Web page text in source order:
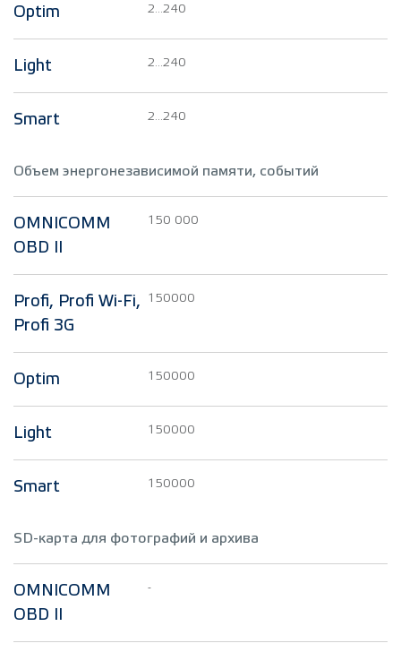
Optim 2...240
Light 2...240
Smart 2...240
Объем энергонезависимой памяти, событий
OMNICOMM
OBD II
150 000
Profi, Profi Wi-Fi,
Profi 3G
150000
Optim 150000
Light 150000
Smart 150000
SD-карта для фотографий и архива
OMNICOMM
OBD II
-